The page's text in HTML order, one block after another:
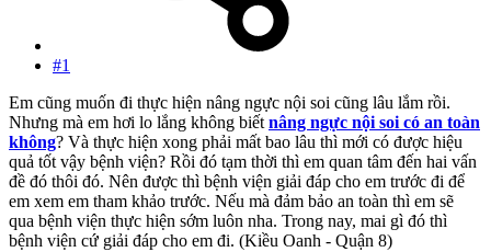
#1
Em cũng muốn đi thực hiện nâng ngực nội soi cũng lâu lắm rồi.
Nhưng mà em hơi lo lắng không biết nâng ngực nội soi có an toàn
không? Và thực hiện xong phải mất bao lâu thì mới có được hiệu
quả tốt vậy bệnh viện? Rồi đó tạm thời thì em quan tâm đến hai vấn
đề đó thôi đó. Nên được thì bệnh viện giải đáp cho em trước đi để
em xem em tham khảo trước. Nếu mà đảm bảo an toàn thì em sẽ
qua bệnh viện thực hiện sớm luôn nha. Trong nay, mai gì đó thì
bệnh viện cứ giải đáp cho em đi. (Kiều Oanh - Quận 8)